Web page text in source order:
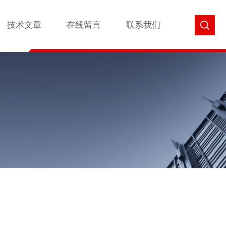
技术文章 在线留言 联系我们